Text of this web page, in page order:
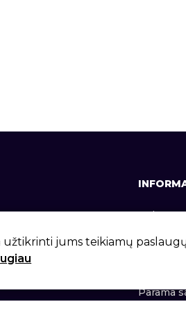
+370 37 337642
6, Kaunas, LT-46281
Apie mus
Parama
jums teikiamų